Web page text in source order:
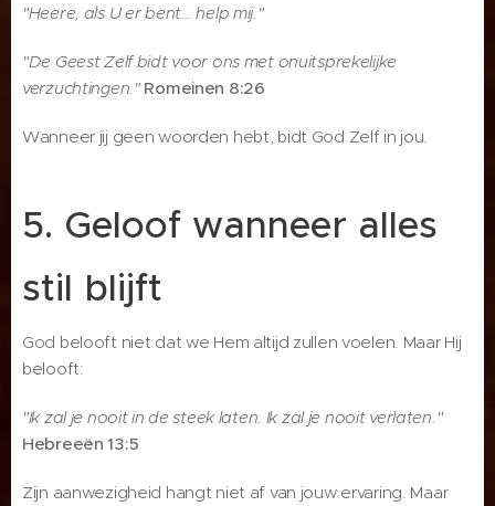
"Heere, als U er bent… help mij."
"De Geest Zelf bidt voor ons met onuitsprekelijke
verzuchtingen." Romeinen 8:26
Wanneer jij geen woorden hebt, bidt God Zelf in jou.
5. Geloof wanneer alles
stil blijft
God belooft niet dat we Hem altijd zullen voelen. Maar Hij
belooft:
"Ik zal je nooit in de steek laten. Ik zal je nooit verlaten."
Hebreeën 13:5
Zijn aanwezigheid hangt niet af van jouw ervaring. Maar